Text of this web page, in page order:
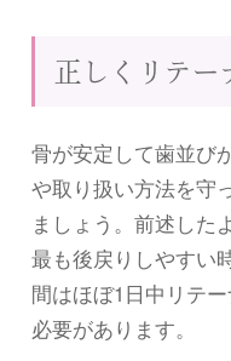
正しくリテー
骨が安定して歯並び
や取り扱い方法を守
ましょう。前述した
最も後戻りしやすい
間はほぼ1日中リテ
必要があります。